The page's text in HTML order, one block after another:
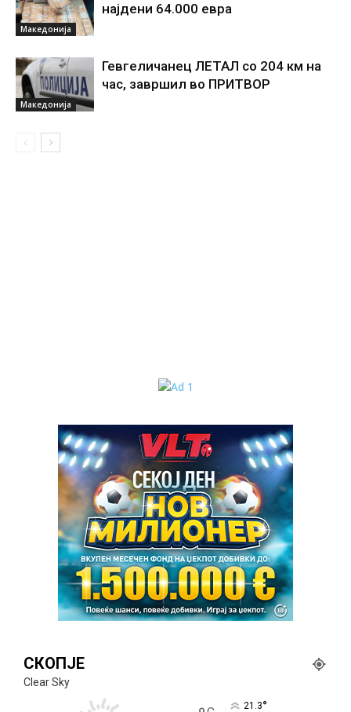
Македонија
најдени 64.000 евра
Македонија
Гевгеличанец ЛЕТАЛ со 204 км на
час, завршил во ПРИТВОР